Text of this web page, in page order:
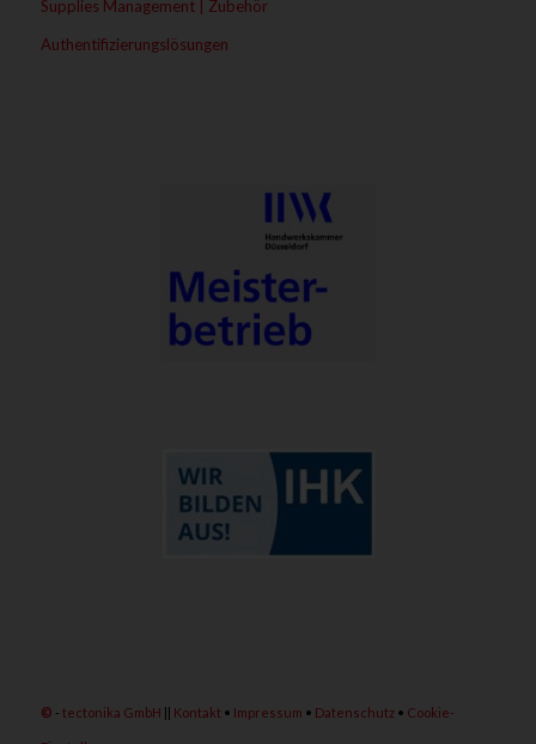
Supplies Management | Zubehör
Authentifizierungslösungen
© - tectonika GmbH || Kontakt • Impressum • Datenschutz• Cookie-